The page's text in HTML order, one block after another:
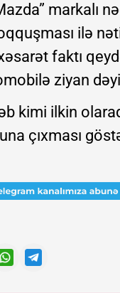
markalı
ilə
faktı
ziyan
kimi ilkin
çıxması